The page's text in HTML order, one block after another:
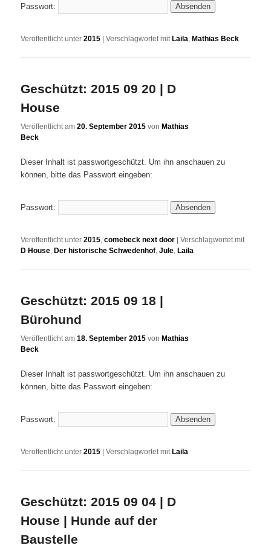
Passwort:
Veröffentlicht unter 2015 |Verschlagwortet mit Laila, Mathias Beck
Geschützt: 2015 09 20 | D
House
Veröffentlicht am20. September 2015 vonMathias
Beck
Dieser Inhalt ist passwortgeschützt. Um ihn anschauen zu
können, bitte das Passwort eingeben:
Passwort:
Veröffentlicht unter 2015,comebeck next door |Verschlagwortet mit
D House, Der historische Schwedenhof,Jule, Laila
Geschützt: 2015 09 18 |
Bürohund
Veröffentlicht am18. September 2015 vonMathias
Beck
Dieser Inhalt ist passwortgeschützt. Um ihn anschauen zu
können, bitte das Passwort eingeben:
Passwort:
Veröffentlicht unter 2015 |Verschlagwortet mit Laila
Geschützt: 2015 09 04 | D
House | Hunde auf der
Baustelle